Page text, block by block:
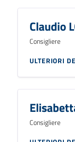
Claudio
Consigliere
ULTERIORI
Consigliere